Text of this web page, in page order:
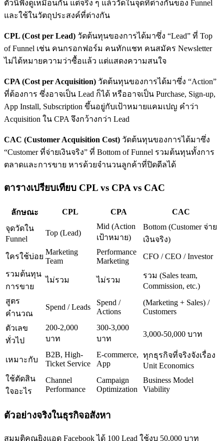
ตัวนี้ฟังดูเหมือนกัน แต่จริง ๆ แล้ววัดในจุดที่ต่างกันของ Funnel
และใช้ในวัตถุประสงค์ที่ต่างกัน
CPL (Cost per Lead) วัดต้นทุนของการได้มาซึ่ง “Lead” ที่ Top
of Funnel เช่น คนกรอกฟอร์ม คนทักแชท คนสมัคร Newsletter
ไม่ได้หมายความว่าซื้อแล้ว แต่แสดงความสนใจ
CPA (Cost per Acquisition) วัดต้นทุนของการได้มาซึ่ง “Action”
ที่ต้องการ ซึ่งอาจเป็น Lead ก็ได้ หรืออาจเป็น Purchase, Sign-up,
App Install, Subscription ขึ้นอยู่กับเป้าหมายแคมเปญ คำว่า
Acquisition ใน CPA จึงกว้างกว่า Lead
CAC (Customer Acquisition Cost) วัดต้นทุนของการได้มาซึ่ง
“Customer ที่จ่ายเงินจริง” ที่ Bottom of Funnel รวมต้นทุนทั้งการ
ตลาดและการขาย หารด้วยจำนวนลูกค้าที่ปิดดีลได้
ตารางเปรียบเทียบ CPL vs CPA vs CAC
ลักษณะ CPL CPA
CAC
จุดวัดใน
Funnel
Top (Lead)
Mid (Action
เป้าหมาย)
Bottom (Customer จ่าย
เงินจริง)
ใครใช้บ่อย
Marketing
Team
Performance
Marketing
CFO / CEO / Investor
รวมต้นทุน
การขาย
ไม่รวม ไม่รวม
รวม (Sales team,
Commission, etc.)
สูตร
คำนวณ
Spend / Leads
Spend /
Actions
(Marketing + Sales) /
Customers
ตัวเลข
ทั่วไป
200-2,000
บาท
300-3,000
บาท
3,000-50,000 บาท
เหมาะกับ
B2B, High-
Ticket Service
E-commerce,
App
ทุกธุรกิจที่จริงจังเรื่อง
Unit Economics
ใช้ตัดสิน
ใจอะไร
Channel
Performance
Campaign
Optimization
Business Model
Viability
ตัวอย่างจริงในธุรกิจอสังหา
สมมุติคุณยิงแอด Facebook ได้ 100 Lead ใช้งบ 50,000 บาท